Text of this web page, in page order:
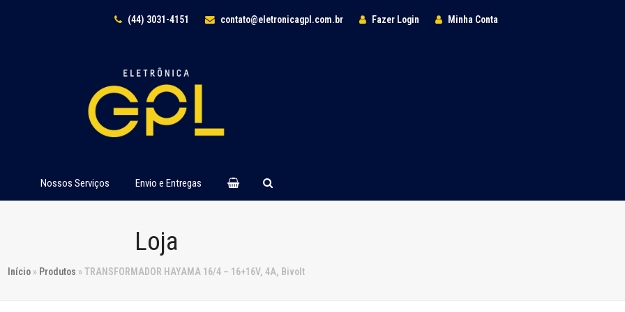
(44) 3031-4151 contato@eletronicagpl.com.br Fazer Login Minha Conta
Nossos Serviços Envio e Entregas
Loja
Início » Produtos »TRANSFORMADOR HAYAMA 16/4 – 16+16V, 4A, Bivolt